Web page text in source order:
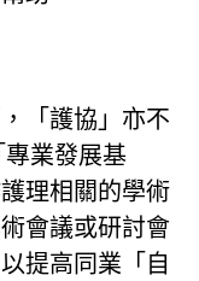
「護協」亦不
業發展基
理相關的學術
會議或研討會
提高同業「自